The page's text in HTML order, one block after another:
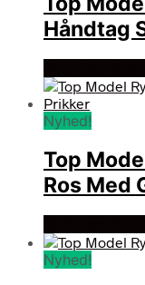
Håndtag
Nyhed!
Top
Ros Med
Nyhed!